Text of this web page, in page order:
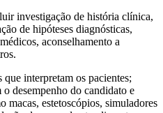
investigação de história clínica,
de hipóteses diagnósticas,
aconselhamento a
que interpretam os pacientes;
desempenho do candidato e
macas, estetoscópios, simuladores